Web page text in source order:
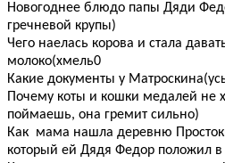
Новогоднее блюдо папы Дяди
гречневой крупы)
Чего наелась корова и стала
молоко(хмель0
Какие документы у
Почему коты и кошки медалей не
поймаешь, она гремит сильно)
Как мама нашла деревню
который ей Дядя Федор положил в